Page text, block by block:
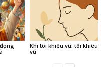
Khi tôi khiêu vũ, tôi khiêu
vũ